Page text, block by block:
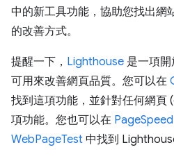
中的新工具功能，協助您找出網
的改善方式。
提醒一下， Lighthouse 是一項開
可用來改善網頁品質。您可以在
找到這項功能，並針對任何網頁
項功能。您也可以在
WebPageTest 中找到